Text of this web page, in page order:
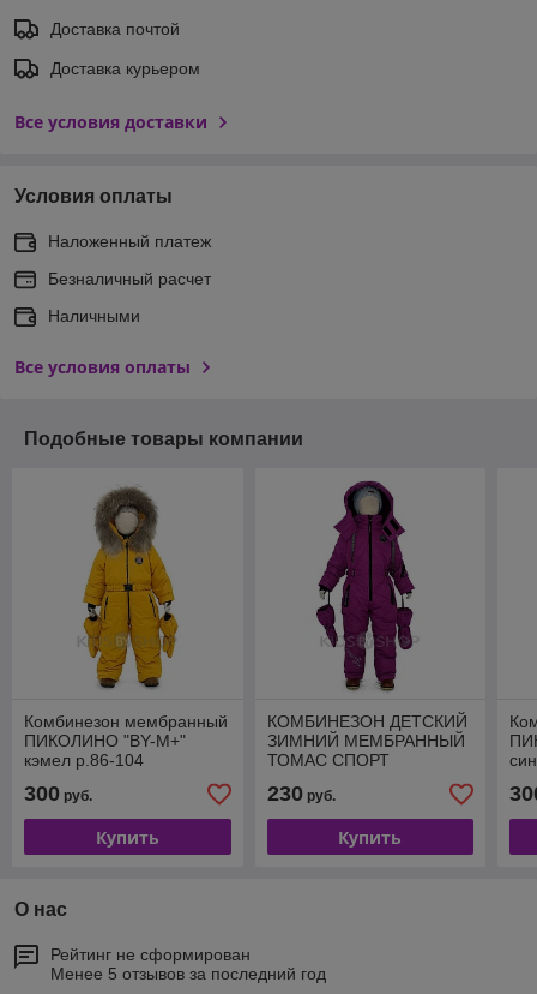
Доставка почтой
Доставка курьером
Все условия доставки
Условия оплаты
Наложенный платеж
Безналичный расчет
Наличными
Все условия оплаты
Подобные товары компании
Комбинезон мембранный
ПИКОЛИНО "BY-М+"
кэмел р.86-104
300 руб.
Купить
КОМБИНЕЗОН ДЕТСКИЙ
ЗИМНИЙ МЕМБРАННЫЙ
ТОМАС СПОРТ
230руб.
Купить
О нас
Рейтинг не сформирован
Менее 5 отзывов за последний год